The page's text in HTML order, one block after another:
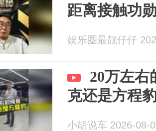
距离接触功
娱乐圈最靓仔仔
20万左右
克还是方程
小胡说车 2026-08-